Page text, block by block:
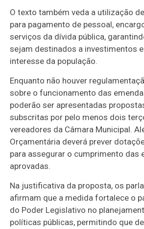
O texto também veda a utilização
para pagamento de pessoal,
serviços da dívida pública,
sejam destinados a investimentos
interesse da população.
Enquanto não houver
sobre o funcionamento das
poderão ser apresentadas
subscritas por pelo menos dois
vereadores da Câmara Municipal.
Orçamentária deverá prever
para assegurar o cumprimento das
aprovadas.
Na justificativa da proposta, os
afirmam que a medida fortalece o
do Poder Legislativo no
políticas públicas, permitindo que